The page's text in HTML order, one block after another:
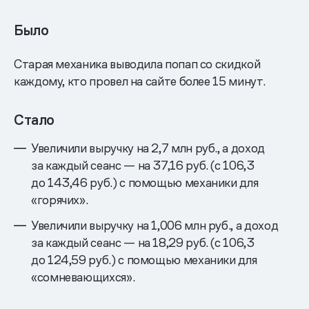
Было
Старая механика выводила попап со скидкой
каждому, кто провел на сайте более 15 минут.
Стало
Увеличили выручку на 2,7 млн руб., а доход
за каждый сеанс — на 37,16 руб. (с 106,3
до 143,46 руб.) с помощью механики для
«горячих».
Увеличили выручку на 1,006 млн руб., а доход
за каждый сеанс — на 18,29 руб. (с 106,3
до 124,59 руб.) с помощью механики для
«сомневающихся».